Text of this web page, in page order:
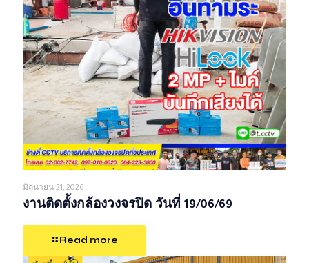
มิถุนายน 21, 2026
งานติดตั้งกล้องวงจรปิด วันที่ 19/06/69
Read more